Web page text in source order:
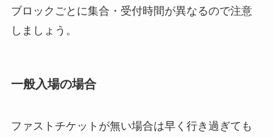
ブロックごとに集合・受付時間が異なるので注意
しましょう。
一般入場の場合
ファストチケットが無い場合は早く行き過ぎても